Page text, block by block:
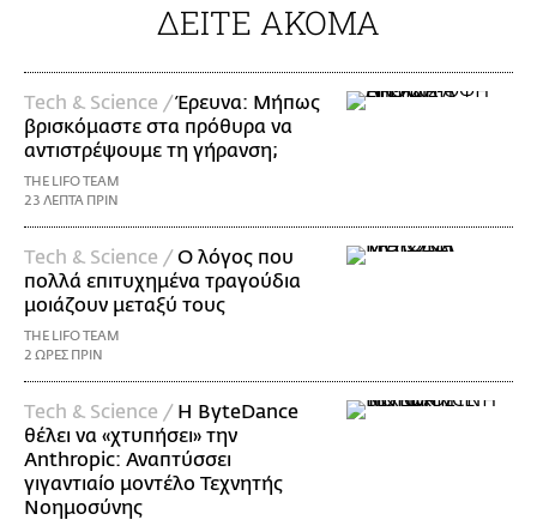
ΔΕΙΤΕ ΑΚΟΜΑ
Τech & Science /Έρευνα: Μήπως
βρισκόμαστε στα πρόθυρα να
αντιστρέψουμε τη γήρανση;
THE LIFO TEAM
23 ΛΕΠΤΑ ΠΡΙΝ
Τech & Science / Ο λόγος που
πολλά επιτυχημένα τραγούδια
μοιάζουν μεταξύ τους
THE LIFO TEAM
2 ΩΡΕΣ ΠΡΙΝ
Τech & Science / Η ByteDance
θέλει να «χτυπήσει» την
Anthropic: Αναπτύσσει
γιγαντιαίο μοντέλο Τεχνητής
Νοημοσύνης